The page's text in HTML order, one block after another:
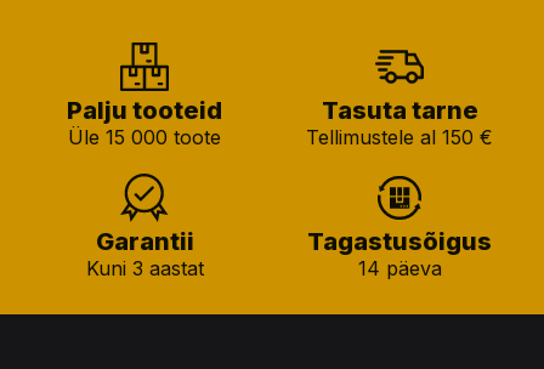
Palju tooteid
Üle 15 000 toote
Tasuta tarne
Tellimustele al 150 €
Garantii
Kuni 3 aastat
Tagastusõigus
14 päeva